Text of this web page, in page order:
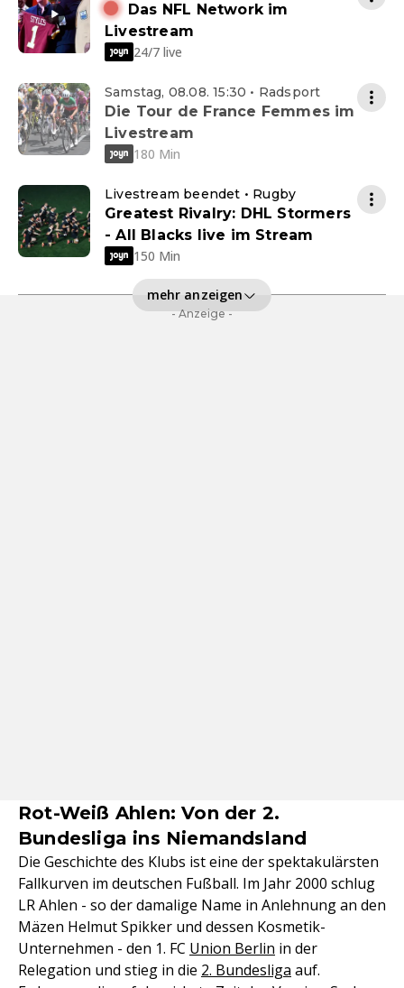
Das NFL Network im
Livestream
24/7 live
Samstag, 08.08. 15:30 • Radsport
Die Tour de France Femmes im
Livestream
180 Min
Livestream beendet • Rugby
Greatest Rivalry: DHL Stormers
- All Blacks live im Stream
150 Min
mehr anzeigen
- Anzeige -
Rot-Weiß Ahlen: Von der 2.
Bundesliga ins Niemandsland
Die Geschichte des Klubs ist eine der spektakulärsten
Fallkurven im deutschen Fußball. Im Jahr 2000 schlug
LR Ahlen - so der damalige Name in Anlehnung an den
Mäzen Helmut Spikker und dessen Kosmetik-
Unternehmen - den 1. FC Union Berlin in der
Relegation und stieg in die 2. Bundesliga auf.